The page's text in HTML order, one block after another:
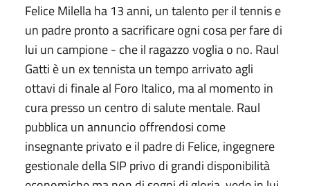
Felice Milella ha 13 anni, un talento per il tennis e
un padre pronto a sacrificare ogni cosa per fare di
lui un campione - che il ragazzo voglia o no. Raul
Gatti è un ex tennista un tempo arrivato agli
ottavi di finale al Foro Italico, ma al momento in
cura presso un centro di salute mentale. Raul
pubblica un annuncio offrendosi come
insegnante privato e il padre di Felice, ingegnere
gestionale della SIP privo di grandi disponibilità